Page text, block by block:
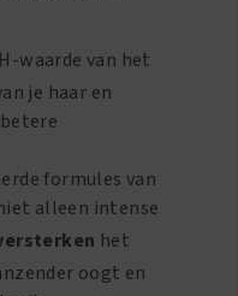
waarde van het
je haar en
formules van
alleen intense
het
oogt en